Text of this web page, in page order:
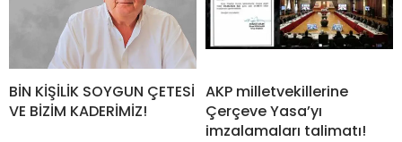
BİN KİŞİLİK SOYGUN ÇETESİ
VE BİZİM KADERİMİZ!
AKP milletvekillerine
Çerçeve Yasa’yı
imzalamaları talimatı!